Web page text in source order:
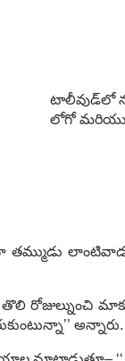
టాలీవుడ్‌లో
లోగో మరియు
రోజుల్నుంచి
అన్నారు.